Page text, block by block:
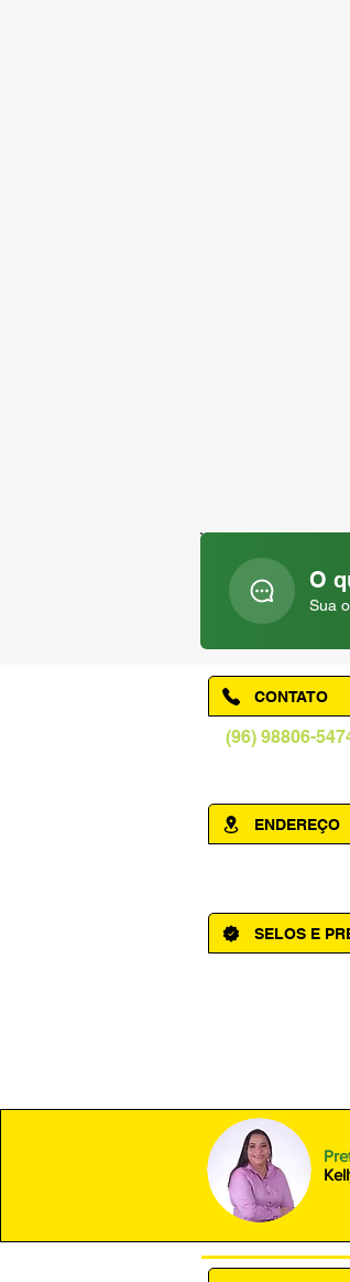
O
Sua
(96) 98806-
CONTATO
ENDEREÇO
SELOS E